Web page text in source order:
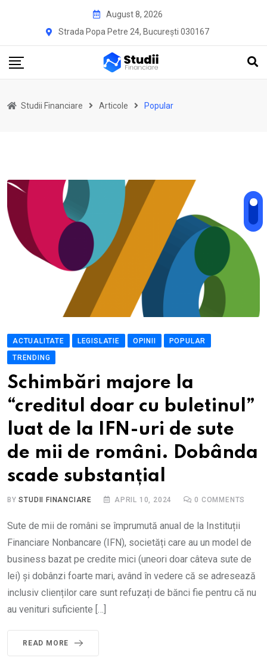
August 8, 2026
Strada Popa Petre 24, București 030167
Studii Financiare Articole Popular
ACTUALITATE LEGISLATIE OPINII
POPULAR
TRENDING
Schimbări majore la
“creditul doar cu buletinul”
luat de la IFN-uri de sute
de mii de români. Dobânda
scade substanțial
BYSTUDII FINANCIARE APRIL 10, 2024 0 COMMENTS
Sute de mii de români se împrumută anual de la Instituții
Financiare Nonbancare (IFN), societăți care au un model de
business bazat pe credite mici (uneori doar câteva sute de
lei) și dobânzi foarte mari, având în vedere că se adresează
inclusiv clienților care sunt refuzați de bănci fie pentru că nu
au venituri suficiente […]
READ MORE